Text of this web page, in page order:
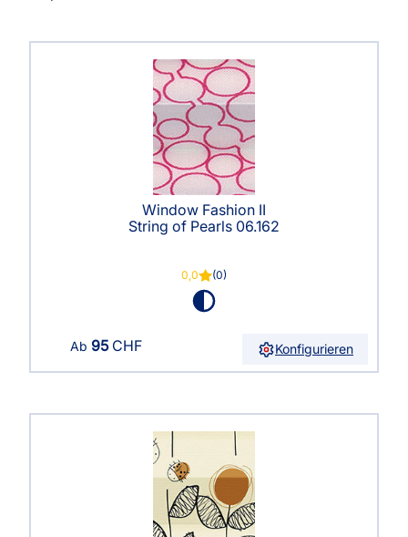
Window Fashion II
String of Pearls 06.162
0,0 (0)
Ab 95CHF Konfigurieren